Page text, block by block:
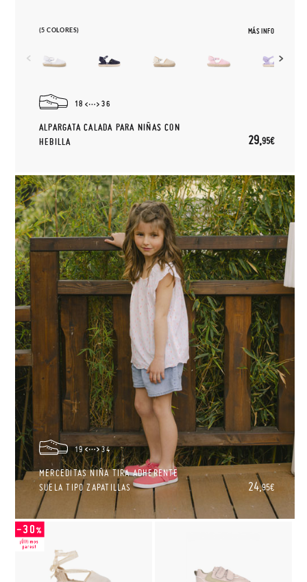
(5 COLORES) MÁS INFO
18 36
ALPARGATA CALADA PARA NIÑAS CON
HEBILLA
29,95€
19 34
MERCEDITAS NIÑA TIRA ADHERENTE
SUELA TIPO ZAPATILLAS
24,95€